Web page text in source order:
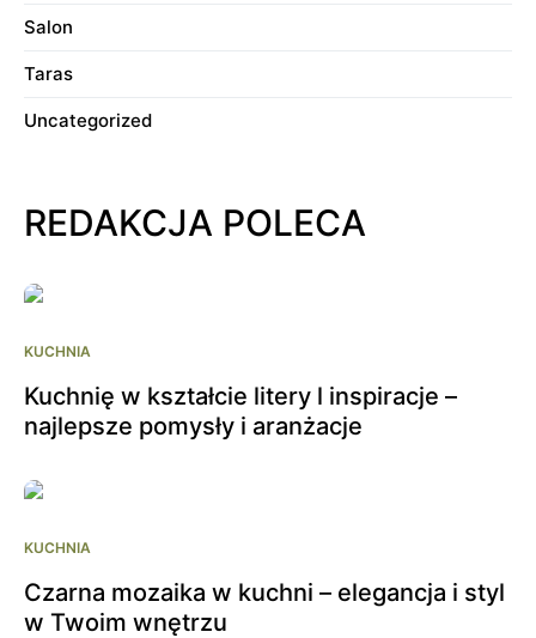
Salon
Taras
Uncategorized
REDAKCJA POLECA
KUCHNIA
Kuchnię w kształcie litery l inspiracje –
najlepsze pomysły i aranżacje
KUCHNIA
Czarna mozaika w kuchni – elegancja i styl
w Twoim wnętrzu